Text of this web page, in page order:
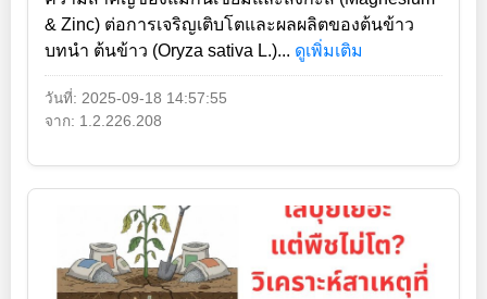
& Zinc) ต่อการเจริญเติบโตและผลผลิตของต้นข้าว
บทนำ ต้นข้าว (Oryza sativa L.)... ดูเพิ่มเติม
วันที่: 2025-09-18 14:57:55
จาก: 1.2.226.208